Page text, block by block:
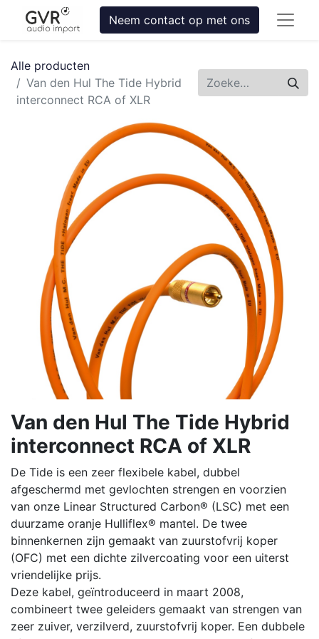
Neem contact op met ons
Alle producten
Van den Hul The Tide Hybrid
interconnect RCA of XLR
Van den Hul The Tide Hybrid
interconnect RCA of XLR
De Tide is een zeer flexibele kabel, dubbel
afgeschermd met gevlochten strengen en voorzien
van onze Linear Structured Carbon® (LSC) met een
duurzame oranje Hulliflex® mantel. De twee
binnenkernen zijn gemaakt van zuurstofvrij koper
(OFC) met een dichte zilvercoating voor een uiterst
vriendelijke prijs.
Deze kabel, geïntroduceerd in maart 2008,
combineert twee geleiders gemaakt van strengen van
zeer zuiver, verzilverd, zuurstofvrij koper. Een dubbele